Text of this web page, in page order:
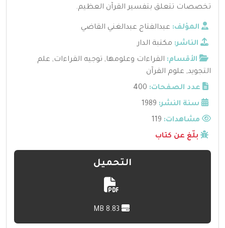
تخصصات تتعلق بتفسير القرآن العظيم.
المؤلف: عبدالفتاح عبدالغني القاضي
الناشر: مكتبة الدار
الأقسام: القراءات وعلومها, توجيه القراءات, علم
التجويد, علوم القرآن
عدد الصفحات: 400
سنة النشر: 1989
مشاهدات:
بلّغ عن كتاب
التحميل